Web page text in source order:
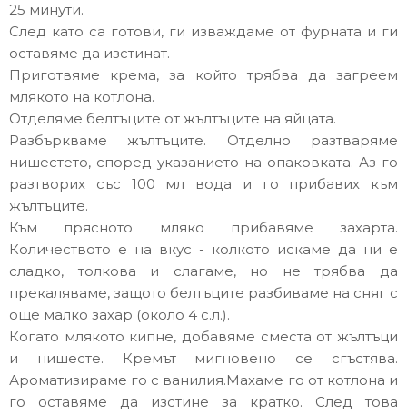
25 минути.
След като са готови, ги изваждаме от фурната и ги
оставяме да изстинат.
Приготвяме крема, за който трябва да загреем
млякото на котлона.
Отделяме белтъците от жълтъците на яйцата.
Разбъркваме жълтъците. Отделно разтваряме
нишестето, според указанието на опаковката. Аз го
разтворих със 100 мл вода и го прибавих към
жълтъците.
Към прясното мляко прибавяме захарта.
Количеството е на вкус - колкото искаме да ни е
сладко, толкова и слагаме, но не трябва да
прекаляваме, защото белтъците разбиваме на сняг с
още малко захар (около 4 с.л.).
Когато млякото кипне, добавяме сместа от жълтъци
и нишесте. Кремът мигновено се сгъстява.
Ароматизираме го с ванилия.Махаме го от котлона и
го оставяме да изстине за кратко. След това